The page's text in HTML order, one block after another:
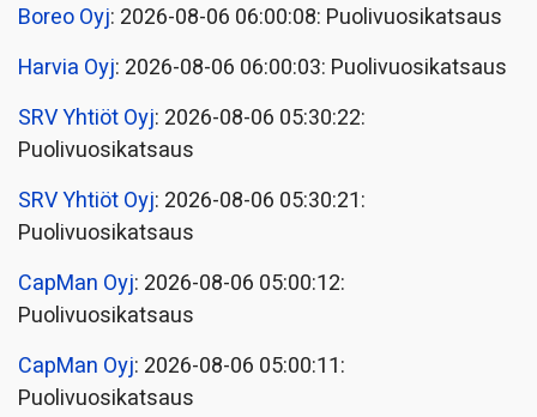
Boreo Oyj: 2026-08-06 06:00:08: Puolivuosikatsaus
Harvia Oyj: 2026-08-06 06:00:03: Puolivuosikatsaus
SRV Yhtiöt Oyj: 2026-08-06 05:30:22:
Puolivuosikatsaus
SRV Yhtiöt Oyj: 2026-08-06 05:30:21:
Puolivuosikatsaus
CapMan Oyj: 2026-08-06 05:00:12:
Puolivuosikatsaus
CapMan Oyj: 2026-08-06 05:00:11:
Puolivuosikatsaus